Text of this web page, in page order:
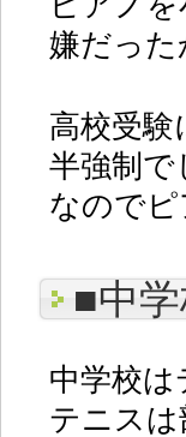
嫌だっ
高校受
半強制で
なので
■中
中学校
テニス